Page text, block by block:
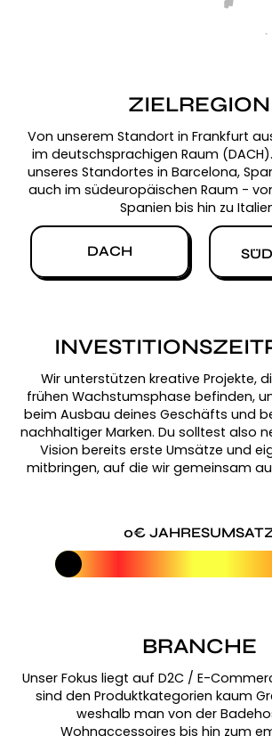
ZIELREGION
Von unserem Standort in Frankfurt
im deutschsprachigen Raum
unseres Standortes in Barcelona,
auch im südeuropäischen Raum -
Spanien bis hin zu
DACH
Wir unterstützen kreative Projekte,
frühen Wachstumsphase befinden,
beim Ausbau deines Geschäfts und
nachhaltiger Marken. Du solltest also
Vision bereits erste Umsätze und
mitbringen, auf die wir gemeinsam
0€
BRANCHE
Unser Fokus liegt auf D2C / E-
sind den Produktkategorien kaum
weshalb man von der
Wohnaccessoires bis hin zum